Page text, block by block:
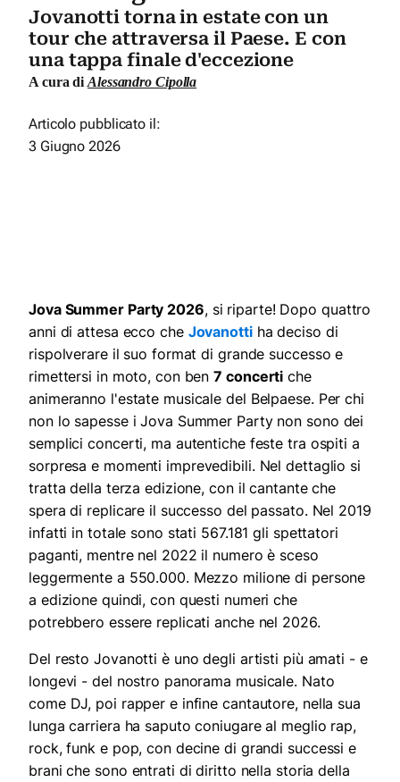
Jovanotti torna in estate con un
tour che attraversa il Paese. E con
una tappa finale d'eccezione
A cura di Alessandro Cipolla
Articolo pubblicato il:
3 Giugno 2026
Jova Summer Party 2026, si riparte! Dopo quattro
anni di attesa ecco che Jovanottiha deciso di
rispolverare il suo format di grande successo e
rimettersi in moto, con ben7 concerti che
animeranno l'estate musicale del Belpaese. Per chi
non lo sapesse i Jova Summer Party non sono dei
semplici concerti, ma autentiche feste tra ospiti a
sorpresa e momenti imprevedibili. Nel dettaglio si
tratta della terza edizione, con il cantante che
spera di replicare il successo del passato. Nel 2019
infatti in totale sono stati 567.181 gli spettatori
paganti, mentre nel 2022 il numero è sceso
leggermente a 550.000. Mezzo milione di persone
a edizione quindi, con questi numeri che
potrebbero essere replicati anche nel 2026.
Del resto Jovanotti è uno degli artisti più amati - e
longevi - del nostro panorama musicale. Nato
come DJ, poi rapper e infine cantautore, nella sua
lunga carriera ha saputo coniugare al meglio rap,
rock, funk e pop, con decine di grandi successi e
brani che sono entrati di diritto nella storia della